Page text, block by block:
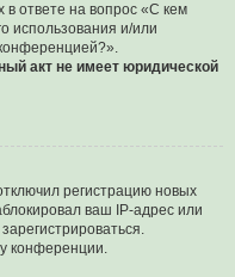
ответе на вопрос «С кем
использования и/или
акт не имеет юридической
регистрацию новых
ваш IP-адрес или
конференции.